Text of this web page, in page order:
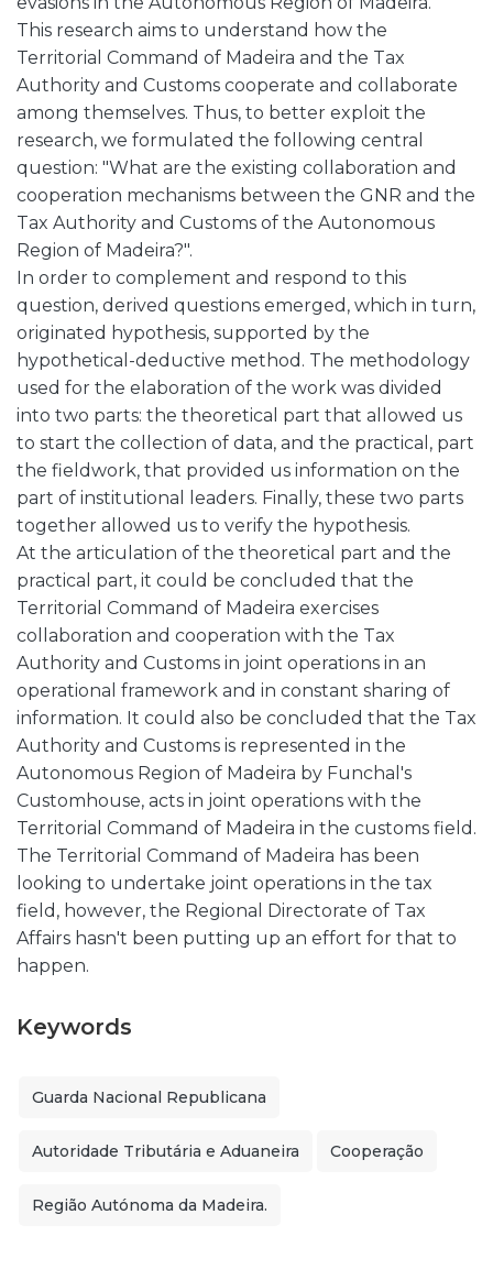
This research aims to understand how the
Territorial Command of Madeira and the Tax
Authority and Customs cooperate and collaborate
among themselves. Thus, to better exploit the
research, we formulated the following central
question: "What are the existing collaboration and
cooperation mechanisms between the GNR and the
Tax Authority and Customs of the Autonomous
Region of Madeira?".
In order to complement and respond to this
question, derived questions emerged, which in turn,
originated hypothesis, supported by the
hypothetical-deductive method. The methodology
used for the elaboration of the work was divided
into two parts: the theoretical part that allowed us
to start the collection of data, and the practical, part
the fieldwork, that provided us information on the
part of institutional leaders. Finally, these two parts
together allowed us to verify the hypothesis.
At the articulation of the theoretical part and the
practical part, it could be concluded that the
Territorial Command of Madeira exercises
collaboration and cooperation with the Tax
Authority and Customs in joint operations in an
operational framework and in constant sharing of
information. It could also be concluded that the Tax
Authority and Customs is represented in the
Autonomous Region of Madeira by Funchal's
Customhouse, acts in joint operations with the
Territorial Command of Madeira in the customs field.
The Territorial Command of Madeira has been
looking to undertake joint operations in the tax
field, however, the Regional Directorate of Tax
Affairs hasn't been putting up an effort for that to
happen.
Keywords
Guarda Nacional Republicana
Autoridade Tributária e Aduaneira Cooperação
Região Autónoma da Madeira.